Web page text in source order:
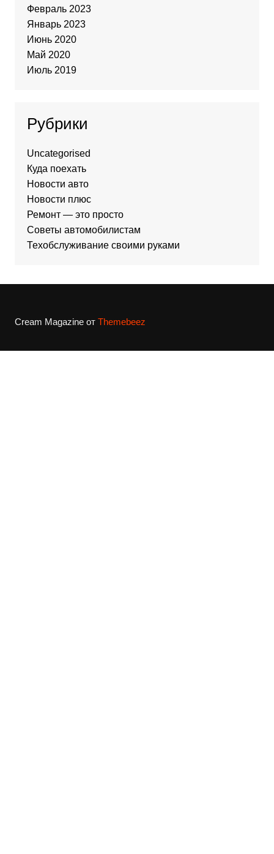
Февраль 2023
Январь 2023
Июнь 2020
Май 2020
Июль 2019
Рубрики
Uncategorised
Куда поехать
Новости авто
Новости плюс
Ремонт — это просто
Советы автомобилистам
Техобслуживание своими руками
Cream Magazine от Themebeez